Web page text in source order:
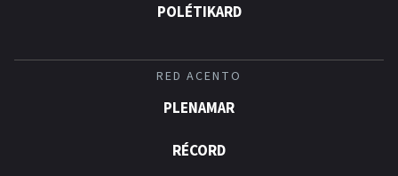
POLÉTIKARD
RED ACENTO
PLENAMAR
RÉCORD